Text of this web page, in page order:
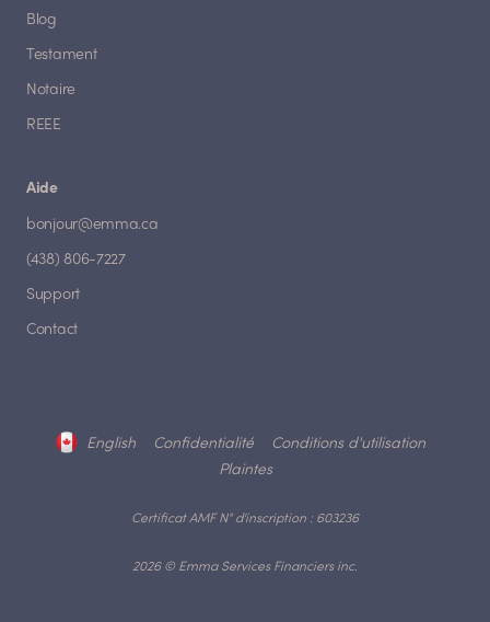
Blog
Testament
Notaire
REEE
Aide
bonjour@emma.ca
(438) 806-7227
Support
Contact
2026 © Emma Services Financiers inc.
Certificat AMF N° d'inscription : 603236
English Confidentialité
Conditions d'utilisation
Plaintes